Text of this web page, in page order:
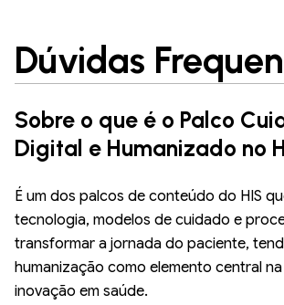
Dúvidas
Sobre o que é o Palco
Digital e Humanizado no
É um dos palcos de conteúdo do HIS
tecnologia, modelos de cuidado e
transformar a jornada do paciente,
humanização como elemento central
inovação em saúde.